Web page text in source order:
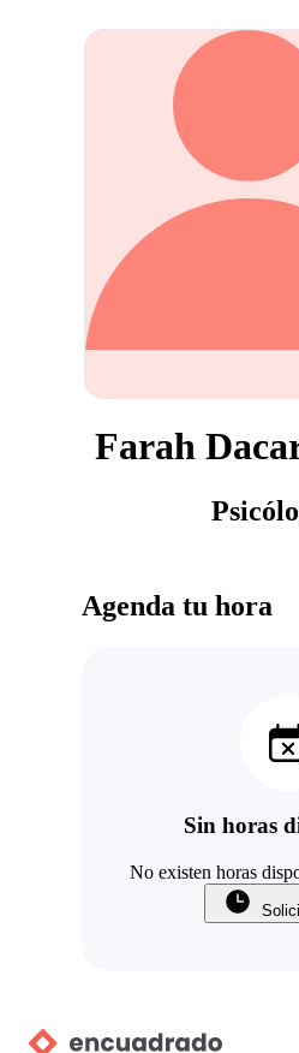
Farah
Agenda tu hora
Sin horas
No existen horas